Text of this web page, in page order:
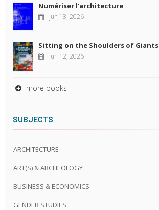
Numériser l'architecture
Jun 18, 2026
Sitting on the Shoulders of Giants
Jun 12, 2026
more books
SUBJECTS
ARCHITECTURE
ART(S) & ARCHEOLOGY
BUSINESS & ECONOMICS
GENDER STUDIES